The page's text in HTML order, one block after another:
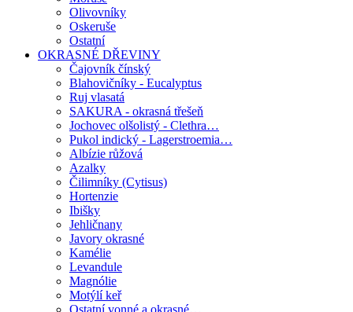
Olivovníky
Oskeruše
Ostatní
OKRASNÉ DŘEVINY
Čajovník čínský
Blahovičníky - Eucalyptus
Ruj vlasatá
SAKURA - okrasná třešeň
Jochovec olšolistý - Clethra…
Pukol indický - Lagerstroemia…
Albízie růžová
Azalky
Čilimníky (Cytisus)
Hortenzie
Ibišky
Jehličnany
Javory okrasné
Kamélie
Levandule
Magnólie
Motýlí keř
Ostatní vonné a okrasné…